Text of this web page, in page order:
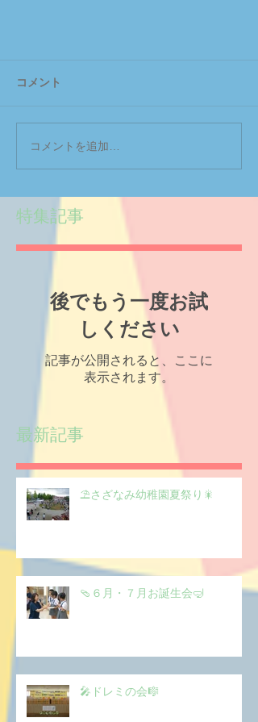
コメント
コメントを追加…
特集記事
後でもう一度お試
しください
記事が公開されると、ここに
表示されます。
最新記事
⛱️さざなみ幼稚園夏祭り🎇
🩴６月・７月お誕生会🤿
🎤ドレミの会🎼